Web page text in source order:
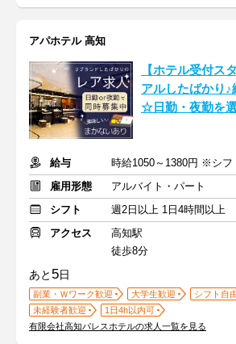
アパホテル 高知
【ホテル受付ス
アルしたばかり♪
☆日勤・夜勤を
給与
時給1050～1380円 ※シフ
雇用形態
アルバイト・パート
シフト
週2日以上 1日4時間以上
アクセス
高知駅
徒歩8分
あと 5日
副業・Ｗワーク歓迎 大学生歓迎
シフト自
未経験者歓迎
1日4h以内可
有限会社高知パレスホテルの求人一覧を見る